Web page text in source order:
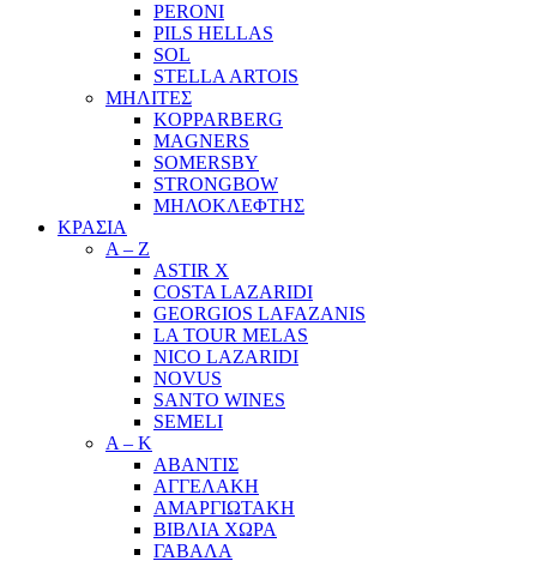
PERONI
PILS HELLAS
SOL
STELLA ARTOIS
ΜΗΛΙΤΕΣ
KOPPARBERG
MAGNERS
SOMERSBY
STRONGBOW
ΜΗΛΟΚΛΕΦΤΗΣ
ΚΡΑΣΙΑ
A – Z
ASTIR X
COSTA LAZARIDI
GEORGIOS LAFAZANIS
LA TOUR MELAS
NICO LAZARIDI
NOVUS
SANTO WINES
SEMELI
Α – Κ
ΑΒΑΝΤΙΣ
ΑΓΓΕΛΑΚΗ
ΑΜΑΡΓΙΩΤΑΚΗ
ΒΙΒΛΙΑ ΧΩΡΑ
ΓΑΒΑΛΑ